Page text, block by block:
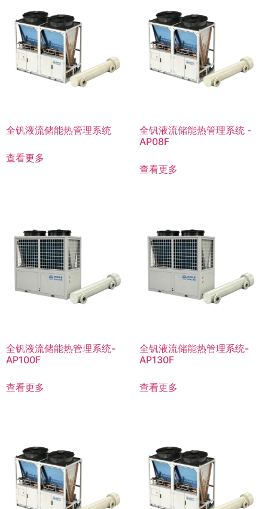
全钒液流储能热管理系统
查看更多
全钒液流储能热管理系统 -
AP08F
查看更多
全钒液流储能热管理系统-
AP100F
查看更多
全钒液流储能热管理系统-
AP130F
查看更多